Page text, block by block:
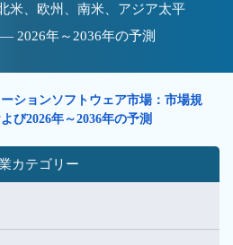
米、欧州、南米、アジア太平
2026年～2036年の予測
ションソフトウェア市場：市場規
び2026年～2036年の予測
カテゴリー